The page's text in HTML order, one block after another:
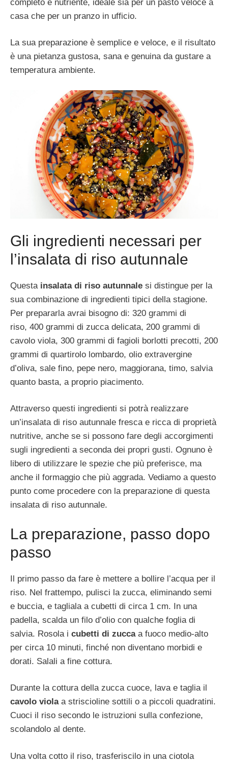
completo e nutriente, ideale sia per un pasto veloce a
casa che per un pranzo in ufficio.
La sua preparazione è semplice e veloce, e il risultato
è una pietanza gustosa, sana e genuina da gustare a
temperatura ambiente.
Gli ingredienti necessari per
l’insalata di riso autunnale
Questa insalata di riso autunnale si distingue per la
sua combinazione di ingredienti tipici della stagione.
Per prepararla avrai bisogno di: 320 grammi di
riso, 400 grammi di zucca delicata, 200 grammi di
cavolo viola, 300 grammi di fagioli borlotti precotti, 200
grammi di quartirolo lombardo, olio extravergine
d’oliva, sale fino, pepe nero, maggiorana, timo, salvia
quanto basta, a proprio piacimento.
Attraverso questi ingredienti si potrà realizzare
un’insalata di riso autunnale fresca e ricca di proprietà
nutritive, anche se si possono fare degli accorgimenti
sugli ingredienti a seconda dei propri gusti. Ognuno è
libero di utilizzare le spezie che più preferisce, ma
anche il formaggio che più aggrada. Vediamo a questo
punto come procedere con la preparazione di questa
insalata di riso autunnale.
La preparazione, passo dopo
passo
Il primo passo da fare è mettere a bollire l’acqua per il
riso. Nel frattempo, pulisci la zucca, eliminando semi
e buccia, e tagliala a cubetti di circa 1 cm. In una
padella, scalda un filo d’olio con qualche foglia di
salvia. Rosola i cubetti di zuccaa fuoco medio-alto
per circa 10 minuti, finché non diventano morbidi e
dorati. Salali a fine cottura.
Durante la cottura della zucca cuoce, lava e taglia il
cavolo violaa striscioline sottili o a piccoli quadratini.
Cuoci il riso secondo le istruzioni sulla confezione,
scolandolo al dente.
Una volta cotto il riso, trasferiscilo in una ciotola